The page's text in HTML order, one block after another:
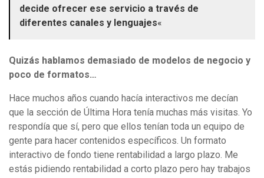
decide ofrecer ese servicio a través de
diferentes canales y lenguajes«
Quizás hablamos demasiado de modelos de negocio y
poco de formatos…
Hace muchos años cuando hacía interactivos me decían
que la sección de Última Hora tenía muchas más visitas. Yo
respondía que sí, pero que ellos tenían toda un equipo de
gente para hacer contenidos específicos. Un formato
interactivo de fondo tiene rentabilidad a largo plazo. Me
estás pidiendo rentabilidad a corto plazo pero hay trabajos